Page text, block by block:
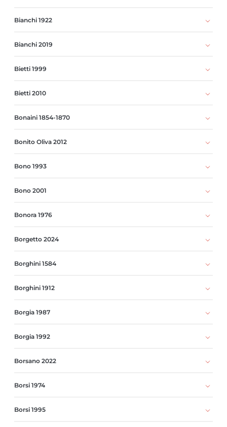
Bianchi 1922
Bianchi 2019
Bietti 1999
Bietti 2010
Bonaini 1854-1870
Bonito Oliva 2012
Bono 1993
Bono 2001
Bonora 1976
Borgetto 2024
Borghini 1584
Borghini 1912
Borgia 1987
Borgia 1992
Borsano 2022
Borsi 1974
Borsi 1995